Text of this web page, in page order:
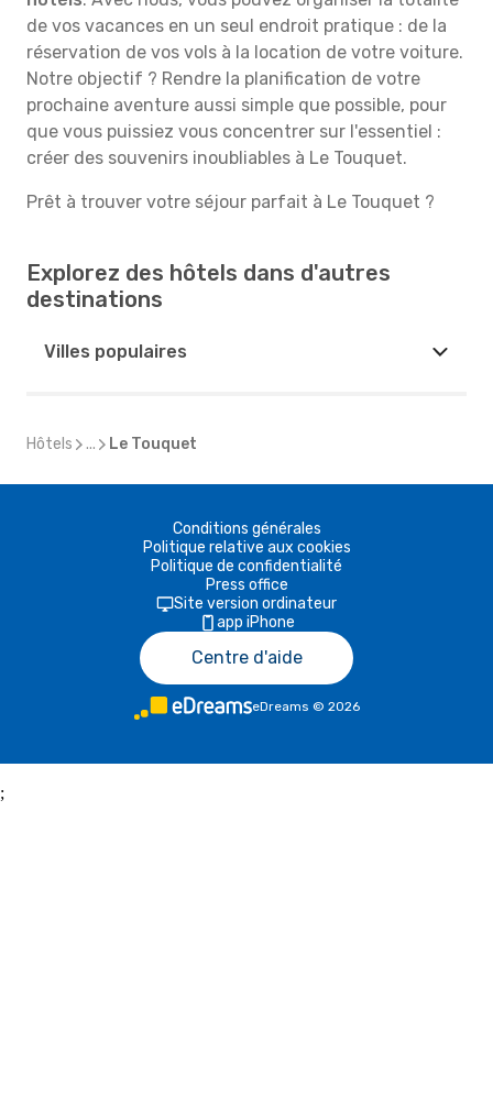
de vos vacances en un seul endroit pratique : de la
réservation de vos vols à la location de votre voiture.
Notre objectif ? Rendre la planification de votre
prochaine aventure aussi simple que possible, pour
que vous puissiez vous concentrer sur l'essentiel :
créer des souvenirs inoubliables à Le Touquet.
Prêt à trouver votre séjour parfait à Le Touquet ?
Explorez des hôtels dans d'autres
destinations
Villes populaires
Hôtels ... Le Touquet
Conditions générales
Politique relative aux cookies
Politique de confidentialité
Press office
Site version ordinateur
app iPhone
Centre d'aide
eDreams © 2026
;